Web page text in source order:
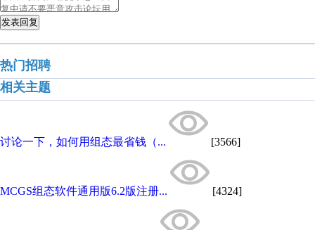
发表回复
热门招聘
相关主题
讨论一下，如何用组态最省钱（... [3566]
MCGS组态软件通用版6.2版注册... [4324]